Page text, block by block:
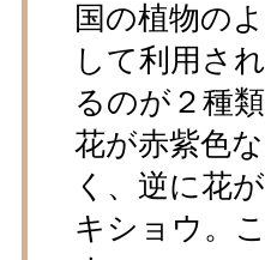
国の植物の
して利用さ
るのが２種
花が赤紫色
く、逆に花
キショウ。